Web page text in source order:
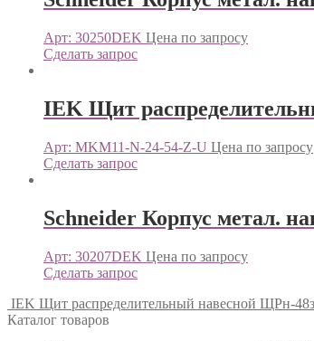
Арт: 30250DEK Цена по запросу
Сделать запрос
IEK Щит
Арт: MKM11-N-24-54-Z-U Цена по запросу
Сделать запрос
Schneider Корпус метал.
Арт: 30207DEK Цена по запросу
Сделать запрос
IEK Щит распределительный навесной ЩРн-
Каталог товаров